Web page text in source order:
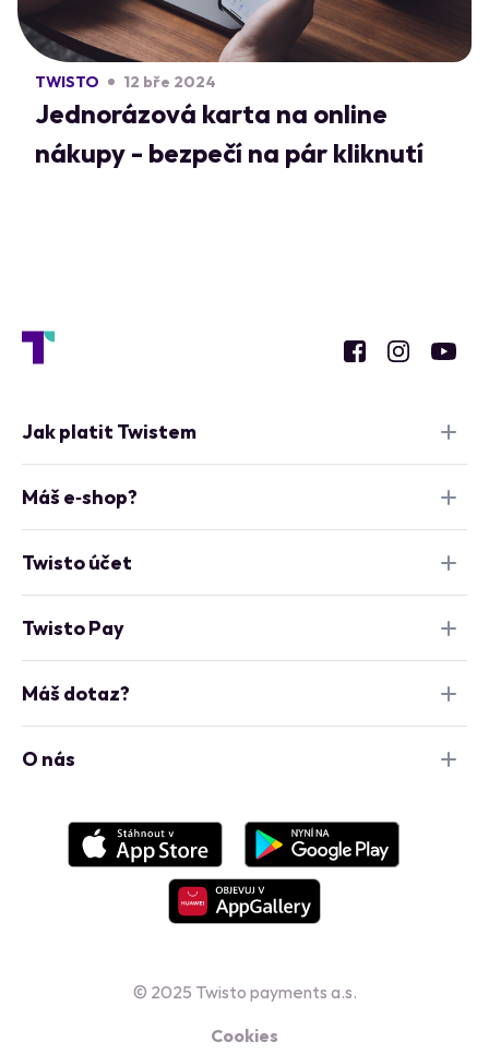
TWISTO 12 bře 2024
Jednorázová karta na online
nákupy - bezpečí na pár kliknutí
Jak platit Twistem
Máš e‑shop?
Twisto účet
Twisto Pay
Máš dotaz?
O nás
© 2025 Twisto payments a.s.
Cookies